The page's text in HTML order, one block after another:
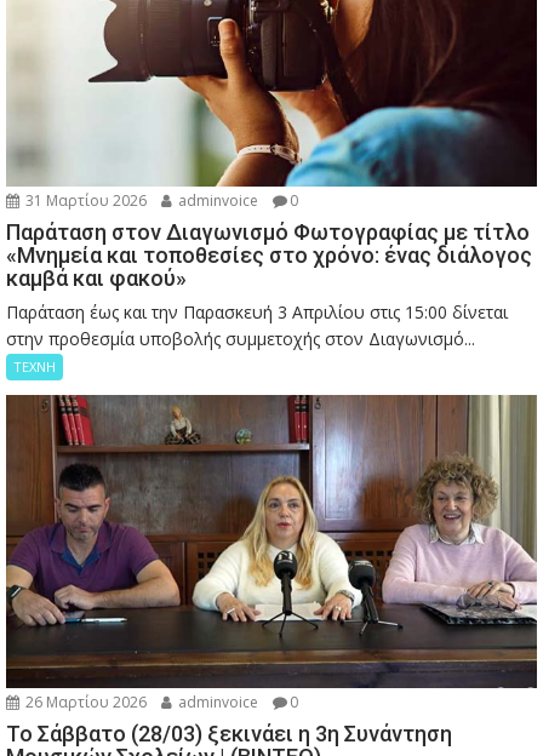
31 Μαρτίου 2026 adminvoice 0
Παράταση στον Διαγωνισμό Φωτογραφίας με τίτλο
«Μνημεία και τοποθεσίες στο χρόνο: ένας διάλογος
καμβά και φακού»
Παράταση έως και την Παρασκευή 3 Απριλίου στις 15:00 δίνεται
στην προθεσμία υποβολής συμμετοχής στον Διαγωνισμό...
ΤΕΧΝΗ
26 Μαρτίου 2026 adminvoice 0
Το Σάββατο (28/03) ξεκινάει η 3η Συνάντηση